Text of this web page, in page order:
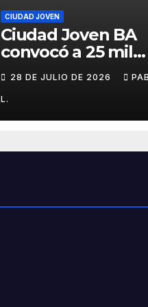
CIUDAD JOVEN
Ciudad Joven BA
convocó a 25 mil
personas
28 DE JULIO DE 2026
L.